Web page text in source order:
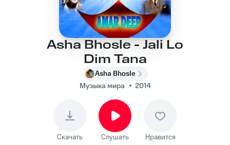
Asha Bhosle - Jali Lo
Dim Tana
Asha Bhosle
Музыка мира
2014
Скачать Слушать Нравится